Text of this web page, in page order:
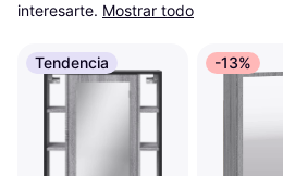
interesarte. Mostrar todo
Tendencia -13%